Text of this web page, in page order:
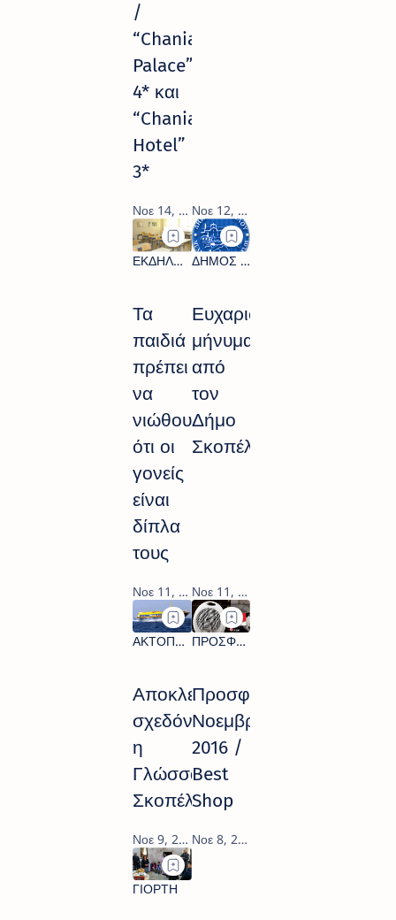
/
“Chania
Palace”
4* και
“Chania
Hotel”
3*
Τα
παιδιά
πρέπει
να
νιώθουν
ότι οι
γονείς
είναι
δίπλα
τους
Ευχαριστήριο
μήνυμα
από
τον
Δήμο
Σκοπέλου
Αποκλεισμένη
σχεδόν
η
Γλώσσα
Σκοπέλου
Προσφορές
Νοεμβρίου
2016 /
Best
Shop